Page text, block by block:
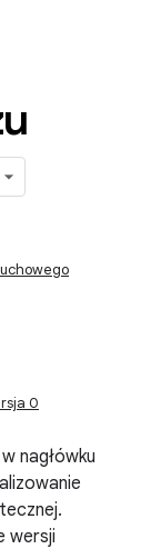
0
nagłówku
wersji